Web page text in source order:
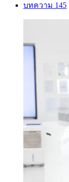
บทความ 145